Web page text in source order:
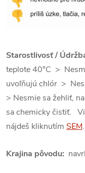
Starostlivosť /
teplote 40°C >
uvoľňujú chlór >
> Nesmie sa žehliť,
sa chemicky čistiť.
nájdeš kliknutím SEM.
Krajina pôvodu: